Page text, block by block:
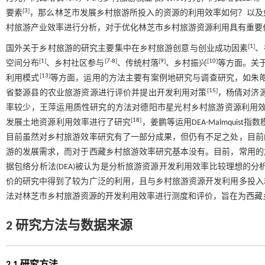
要素[3] ，那么林芝市发展乡村旅游所投入的资源的利用效率如何？以
村旅游产业效率进行分析，对于优化林芝市乡村旅游资源利用具有重要
国外关于乡村旅游的研究主要集中在乡村旅游创意与创业成功因素[1]
空间分布[1]、乡村社区参与 [7-8]、传统村落[9]、乡村振兴[10]等方面。关
利用模式[13]等方面，运用的方法主要有案例地研究与调查研究，如
省婺源县的农业旅游资源进行评价并提出开发利用对策[15]，杨倩对济
率较少，王萍运用质性研究的方法对德阳市星光村乡村旅游资源利用
发展土地资源利用效率进行了研究[18] ，姜鹏等运用DEA-Malmquist指
目前虽然对乡村旅游效率研究有了一部分成果，但仍有不足之处，目
游的发展需求，而对于西藏乡村旅游效率研究基本没有。目前，常用
据包络分析法(DEA)被认为是分析旅游资源开发利用效率比较理想的分
价的研究中得到了较为广泛的利用，且与乡村旅游资源开发利用多投
法对林芝市乡村旅游资源的开发利用效率进行测度和评价，旨在为西
2 研究方法与数据来源